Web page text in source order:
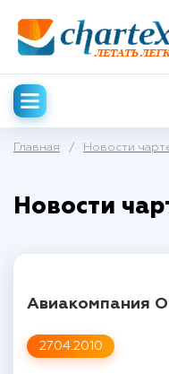
Главная / Новости
Новости
27.04.2010
Авиакомпания